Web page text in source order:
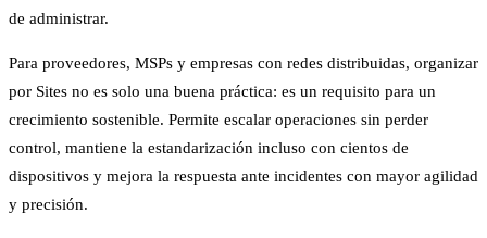
de administrar.
Para proveedores, MSPs y empresas con redes distribuidas, organizar
por Sites no es solo una buena práctica: es un requisito para un
crecimiento sostenible. Permite escalar operaciones sin perder
control, mantiene la estandarización incluso con cientos de
dispositivos y mejora la respuesta ante incidentes con mayor agilidad
y precisión.